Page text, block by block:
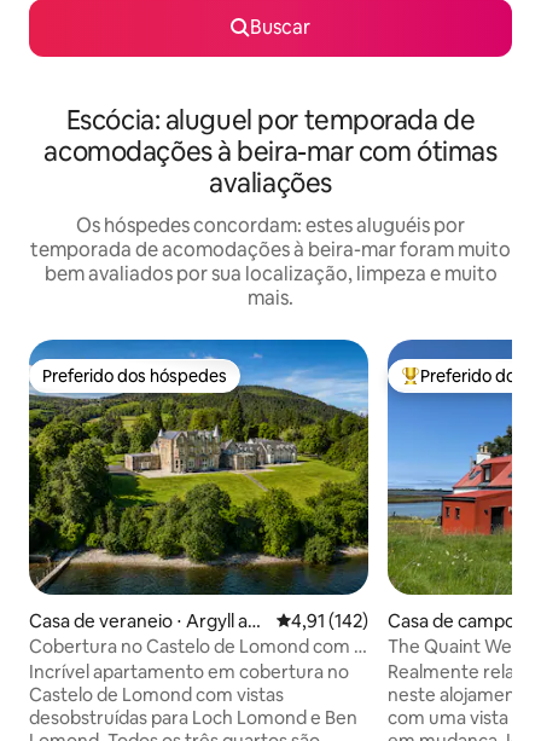
Buscar
Escócia: aluguel por temporada de
acomodações à beira-mar com ótimas
avaliações
Os hóspedes concordam: estes aluguéis por
temporada de acomodações à beira-mar foram muito
bem avaliados por sua localização, limpeza e muito
mais.
Preferido dos hóspedes
Preferido dos hóspedes
Casa de veraneio ⋅ Argyll an
d Bute Council
4,91 de uma avaliação média de
4,91 (142)
Cobertura no Castelo de Lomond com 3
quartos e vista espetacular
Incrível apartamento em cobertura no
Castelo de Lomond com vistas
desobstruídas para Loch Lomond e Ben
Entre os
Preferido dos
The Quaint Wee -
mar e a montanha
Realmente
neste alojamento
com uma vista